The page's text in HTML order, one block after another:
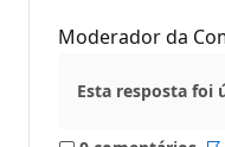
Moderador da
Esta resposta foi